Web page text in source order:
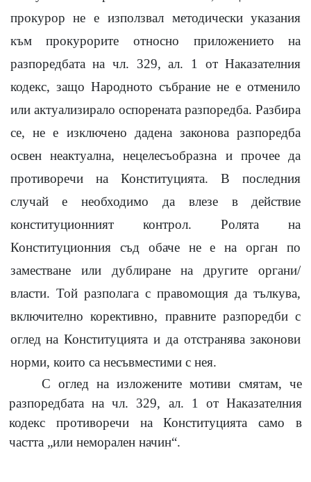
прокурор не е използвал методически указания
към прокурорите относно приложението на
разпоредбата на чл. 329, ал. 1 от Наказателния
кодекс, защо Народното събрание не е отменило
или актуализирало оспорената разпоредба. Разбира
се, не е изключено дадена законова разпоредба
освен неактуална, нецелесъобразна и прочее да
противоречи на Конституцията. В последния
случай е необходимо да влезе в действие
конституционният контрол. Ролята на
Конституционния съд обаче не е на орган по
заместване или дублиране на другите органи/
власти. Той разполага с правомощия да тълкува,
включително корективно, правните разпоредби с
оглед на Конституцията и да отстранява законови
норми, които са несъвместими с нея.
С оглед на изложените мотиви смятам, че
разпоредбата на чл. 329, ал. 1 от Наказателния
кодекс противоречи на Конституцията само в
частта „или неморален начин“.